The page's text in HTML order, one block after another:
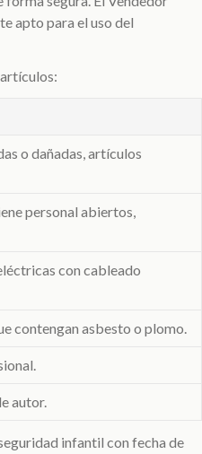
apto para el uso del
o dañadas, artículos
personal abiertos,
con cableado
contengan asbesto o plomo.
autor.
infantil con fecha de